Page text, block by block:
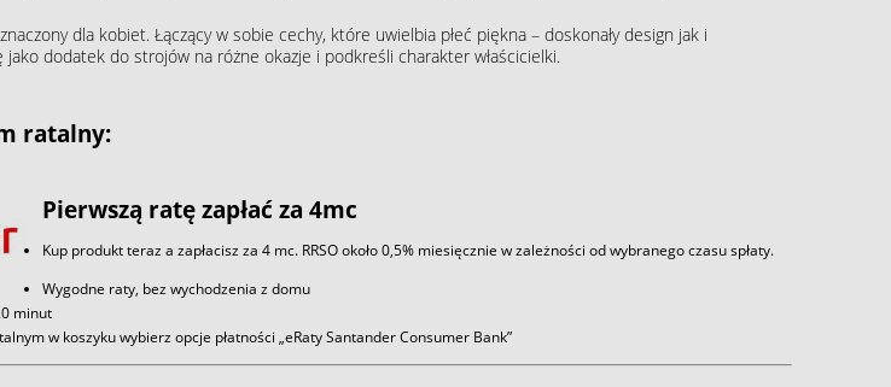
dla kobiet. Łączący w sobie cechy, które uwielbia płeć piękna – doskonały design jak i
jako dodatek do strojów na różne okazje i podkreśli charakter właścicielki.
ratalny:
Pierwszą ratę zapłać za 4mc
Kup produkt teraz a zapłacisz za 4 mc. RRSO około 0,5% miesięcznie w zależności od wybranego czasu spłaty.
Wygodne raty, bez wychodzenia z domu
minut
w koszyku wybierz opcje płatności „eRaty Santander Consumer Bank”